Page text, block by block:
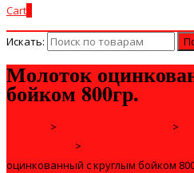
Cart
Искать:
Молоток
бойком 800гр.
> >
>
оцинкованный с круглым бойком